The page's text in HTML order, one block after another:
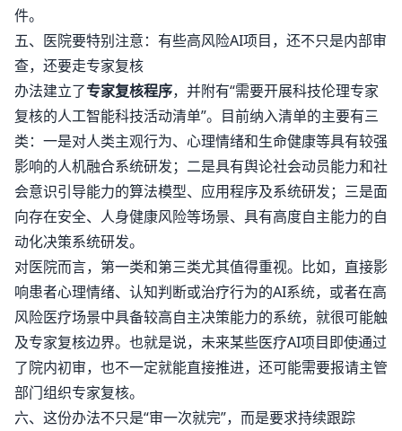
件。
五、医院要特别注意：有些高风险AI项目，还不只是内部审
查，还要走专家复核
办法建立了专家复核程序，并附有“需要开展科技伦理专家
复核的人工智能科技活动清单”。目前纳入清单的主要有三
类：一是对人类主观行为、心理情绪和生命健康等具有较强
影响的人机融合系统研发；二是具有舆论社会动员能力和社
会意识引导能力的算法模型、应用程序及系统研发；三是面
向存在安全、人身健康风险等场景、具有高度自主能力的自
动化决策系统研发。
对医院而言，第一类和第三类尤其值得重视。比如，直接影
响患者心理情绪、认知判断或治疗行为的AI系统，或者在高
风险医疗场景中具备较高自主决策能力的系统，就很可能触
及专家复核边界。也就是说，未来某些医疗AI项目即使通过
了院内初审，也不一定就能直接推进，还可能需要报请主管
部门组织专家复核。
六、这份办法不只是“审一次就完”，而是要求持续跟踪